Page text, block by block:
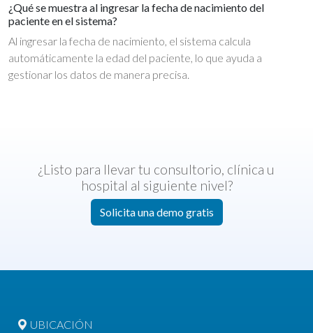
¿Qué se muestra al ingresar la fecha de nacimiento del
paciente en el sistema?
Al ingresar la fecha de nacimiento, el sistema calcula
automáticamente la edad del paciente, lo que ayuda a
gestionar los datos de manera precisa.
¿Listo para llevar tu consultorio, clínica u
hospital al siguiente nivel?
Solicita una demo gratis
UBICACIÓN